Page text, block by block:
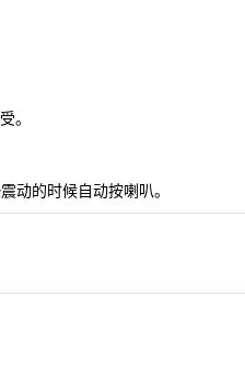
。
动的时候自动按喇叭。